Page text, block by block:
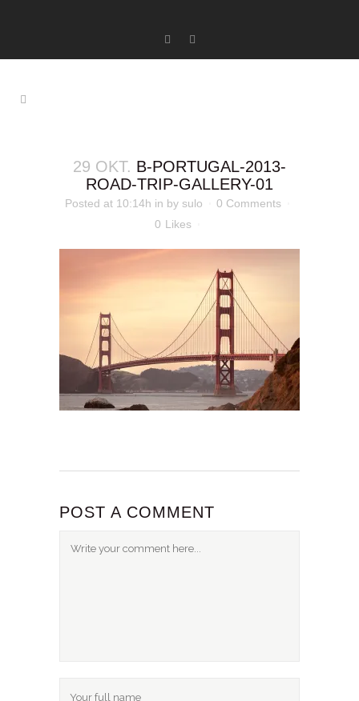
29 OKT. B-PORTUGAL-2013-
ROAD-TRIP-GALLERY-01
Posted at 10:14h in by sulo
0 Comments
0 Likes
POST A COMMENT